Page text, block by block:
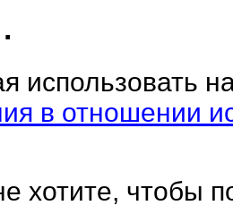
использовать
в отношении
хотите, чтобы